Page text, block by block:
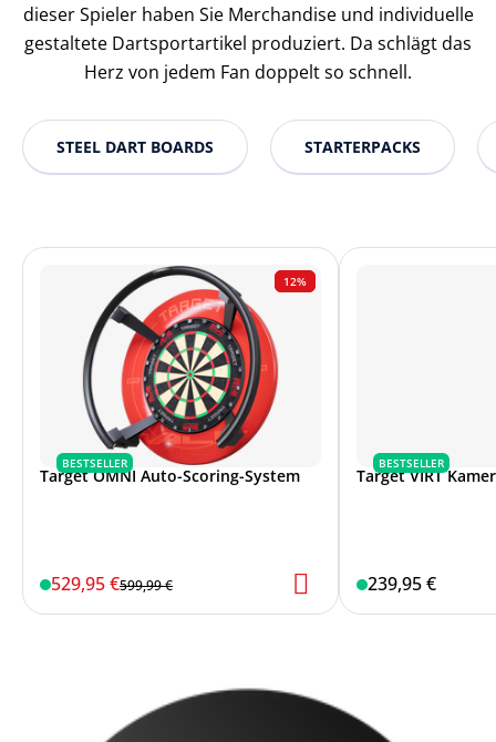
dieser Spieler haben Sie Merchandise und individuelle
gestaltete Dartsportartikel produziert. Da schlägt das
Herz von jedem Fan doppelt so schnell.
STEEL DART BOARDS STARTERPACKS
12%
BESTSELLER
Target OMNI Auto-Scoring-System
529,95 €599,99 €
BESTSELLER
Target VIRT
239,95 €